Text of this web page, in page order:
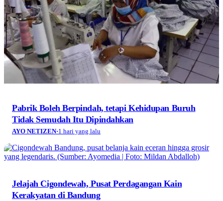
Pabrik Boleh Berpindah, tetapi Kehidupan Buruh
Tidak Semudah Itu Dipindahkan
AYO NETIZEN·1 hari yang lalu
Jelajah Cigondewah, Pusat Perdagangan Kain
Kerakyatan di Bandung